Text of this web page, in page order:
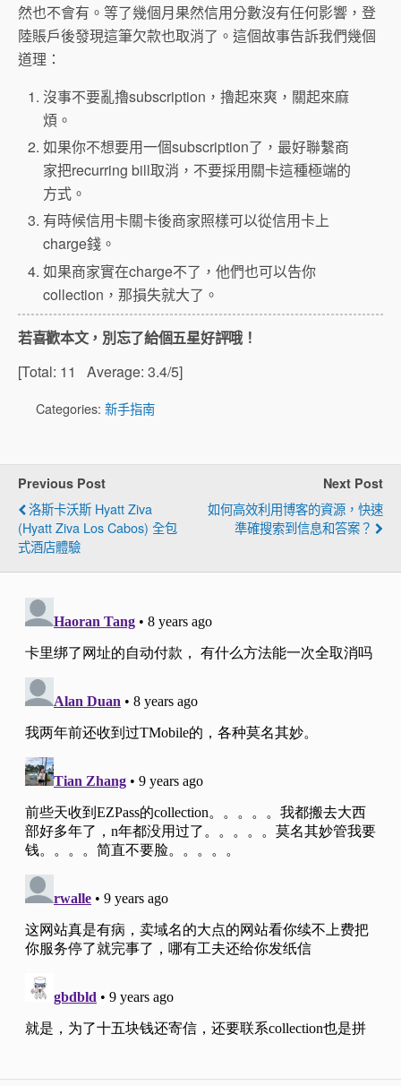
然也不會有。等了幾個月果然信用分數沒有任何影響，登
陸賬戶後發現這筆欠款也取消了。這個故事告訴我們幾個
道理：
沒事不要亂擼subscription，擼起來爽，關起來麻
煩。
如果你不想要用一個subscription了，最好聯繫商
家把recurring bill取消，不要採用關卡這種極端的
方式。
有時候信用卡關卡後商家照樣可以從信用卡上
charge錢。
如果商家實在charge不了，他們也可以告你
collection，那損失就大了。
若喜歡本文，別忘了給個五星好評哦！
[Total: 11 Average: 3.4/5]
Categories: 新手指南
Previous Post
洛斯卡沃斯 Hyatt Ziva
(Hyatt Ziva Los Cabos) 全包
式酒店體驗
Next Post
如何高效利用博客的資源，快速
準確搜索到信息和答案？